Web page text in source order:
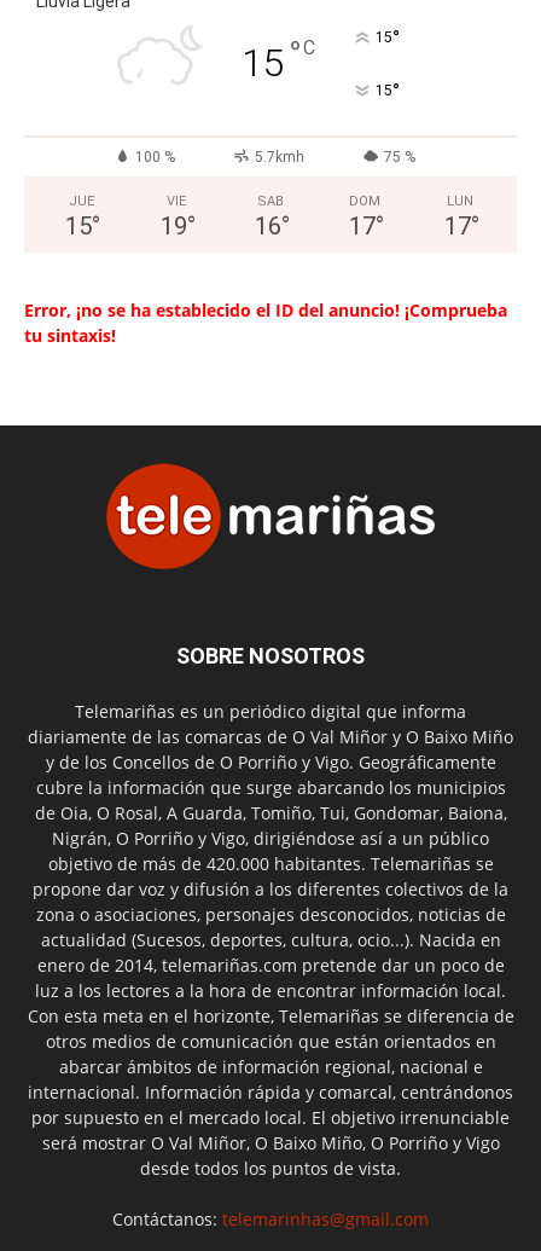
15 °C 15°
15°
100 % 5.7kmh 75 %
JUE
15°
VIE
19°
SAB
16°
DOM
17°
LUN
17°
Error, ¡no se ha establecido el ID del anuncio! ¡Comprueba
tu sintaxis!
SOBRE NOSOTROS
Telemariñas es un periódico digital que informa
diariamente de las comarcas de O Val Miñor y O Baixo Miño
y de los Concellos de O Porriño y Vigo. Geográficamente
cubre la información que surge abarcando los municipios
de Oia, O Rosal, A Guarda, Tomiño, Tui, Gondomar, Baiona,
Nigrán, O Porriño y Vigo, dirigiéndose así a un público
objetivo de más de 420.000 habitantes. Telemariñas se
propone dar voz y difusión a los diferentes colectivos de la
zona o asociaciones, personajes desconocidos, noticias de
actualidad (Sucesos, deportes, cultura, ocio...). Nacida en
enero de 2014, telemariñas.com pretende dar un poco de
luz a los lectores a la hora de encontrar información local.
Con esta meta en el horizonte, Telemariñas se diferencia de
otros medios de comunicación que están orientados en
abarcar ámbitos de información regional, nacional e
internacional. Información rápida y comarcal, centrándonos
por supuesto en el mercado local. El objetivo irrenunciable
será mostrar O Val Miñor, O Baixo Miño, O Porriño y Vigo
desde todos los puntos de vista.
Contáctanos: telemarinhas@gmail.com